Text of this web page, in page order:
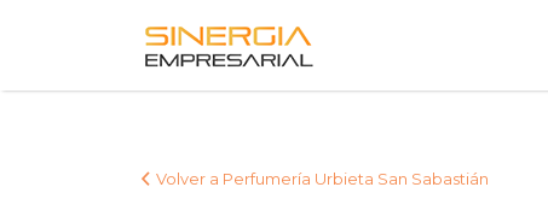
Buscar
por:
Volver a Perfumería Urbieta San Sabastián